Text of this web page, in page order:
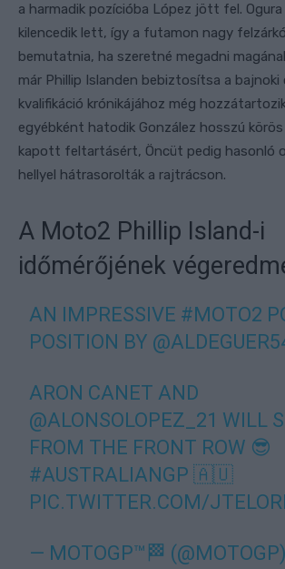
a harmadik pozícióba López jött fel. Ogura
kilencedik lett, így a futamon nagy
bemutatnia, ha szeretné megadni
már Phillip Islanden bebiztosítsa a bajnoki
kvalifikáció krónikájához még
egyébként hatodik González hosszú
kapott feltartásért, Öncüt pedig hasonló
hellyel hátrasorolták a rajtrácson.
A Moto2 Phillip Island-i
időmérőjének
AN IMPRESSIVE #MOTO2
POSITION BY
ARON CANET AND
@ALONSOLOPEZ_21 WILL
FROM THE FRONT ROW 😎
#AUSTRALIANGP 🇦🇺
PIC.TWITTER.COM/
— MOTOGP™🏁 (@MOTOGP)